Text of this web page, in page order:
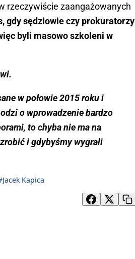
rzeczywiście zaangażowanych
gdy sędziowie czy prokuratorzy
byli masowo szkoleni w
w połowie 2015 roku i
o wprowadzenie bardzo
to chyba nie ma na
i gdybyśmy wygrali
Kapica